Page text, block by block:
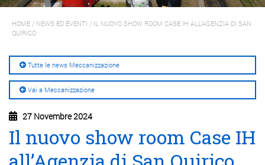
HOME / NEWS ED EVENTI / IL NUOVO SHOW ROOM CASE IH ALL’AGENZIA DI SAN
QUIRICO
Tutte le news Meccanizzazione
Vai a Meccanizzazione
27 Novembre 2024
Il nuovo show room Case IH